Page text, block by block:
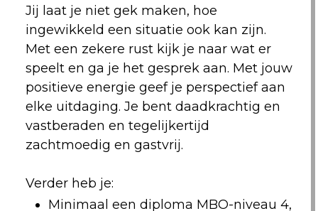
Jij laat je niet gek maken, hoe
ingewikkeld een situatie ook kan zijn.
Met een zekere rust kijk je naar wat er
speelt en ga je het gesprek aan. Met jouw
positieve energie geef je perspectief aan
elke uitdaging. Je bent daadkrachtig en
vastberaden en tegelijkertijd
zachtmoedig en gastvrij.
Verder heb je:
Minimaal een diploma MBO-niveau 4,